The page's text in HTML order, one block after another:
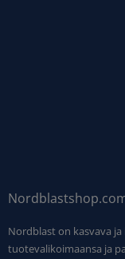
Nordblast on kasvava
tuotevalikoimaansa ja